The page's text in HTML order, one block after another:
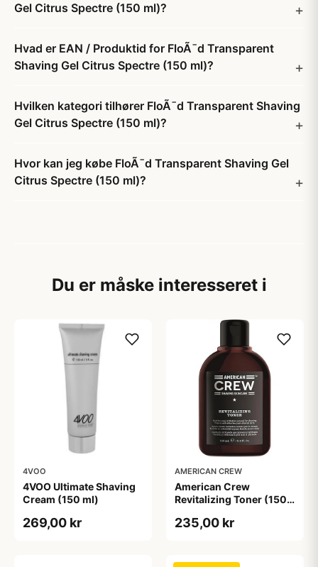
Gel Citrus Spectre (150 ml)?
Hvad er EAN / Produktid for FloÃ¯d Transparent
Shaving Gel Citrus Spectre (150 ml)?
Hvilken kategori tilhører FloÃ¯d Transparent Shaving
Gel Citrus Spectre (150 ml)?
Hvor kan jeg købe FloÃ¯d Transparent Shaving Gel
Citrus Spectre (150 ml)?
Du er måske interesseret i
4VOO
4VOO Ultimate Shaving
Cream (150 ml)
269,00 kr
AMERICAN CREW
American Crew
Revitalizing Toner (150
235,00 kr